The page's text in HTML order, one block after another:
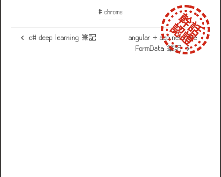
# chrome
c# deep learning 筆記
angular + asp.net core
FormData 筆記